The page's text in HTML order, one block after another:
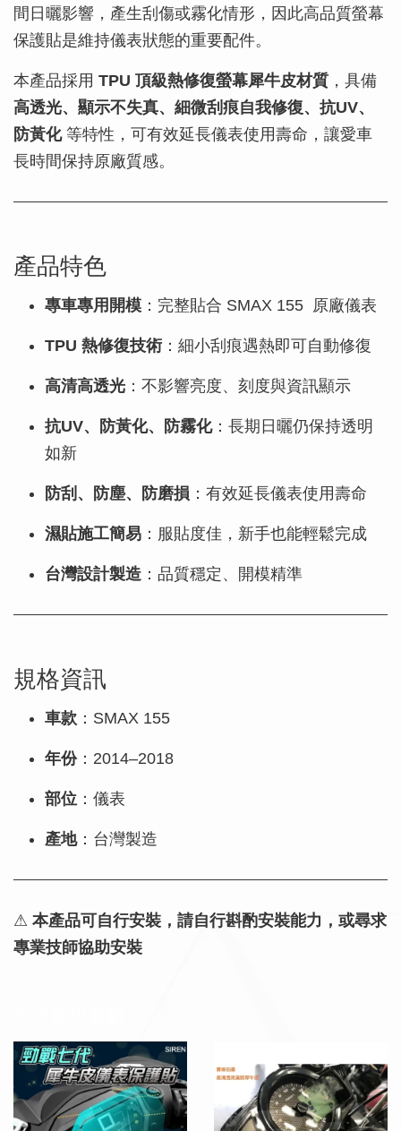
間日曬影響，產生刮傷或霧化情形，因此高品質螢幕
保護貼是維持儀表狀態的重要配件。
本產品採用 TPU 頂級熱修復螢幕犀牛皮材質 ，具備
高透光、顯示不失真、細微刮痕自我修復、抗UV、
防黃化等特性，可有效延長儀表使用壽命，讓愛車
長時間保持原廠質感。
產品特色
專車專用開模 ：完整貼合 SMAX 155 原廠儀表
TPU 熱修復技術：細小刮痕遇熱即可自動修復
高清高透光 ：不影響亮度、刻度與資訊顯示
抗UV、防黃化、防霧化：長期日曬仍保持透明
如新
防刮、防塵、防磨損 ：有效延長儀表使用壽命
濕貼施工簡易 ：服貼度佳，新手也能輕鬆完成
台灣設計製造 ：品質穩定、開模精準
規格資訊
車款 ：SMAX 155
年份：2014–2018
部位 ：儀表
產地：台灣製造
⚠ 本產品可自行安裝，請自行斟酌安裝能力，或尋求
專業技師協助安裝